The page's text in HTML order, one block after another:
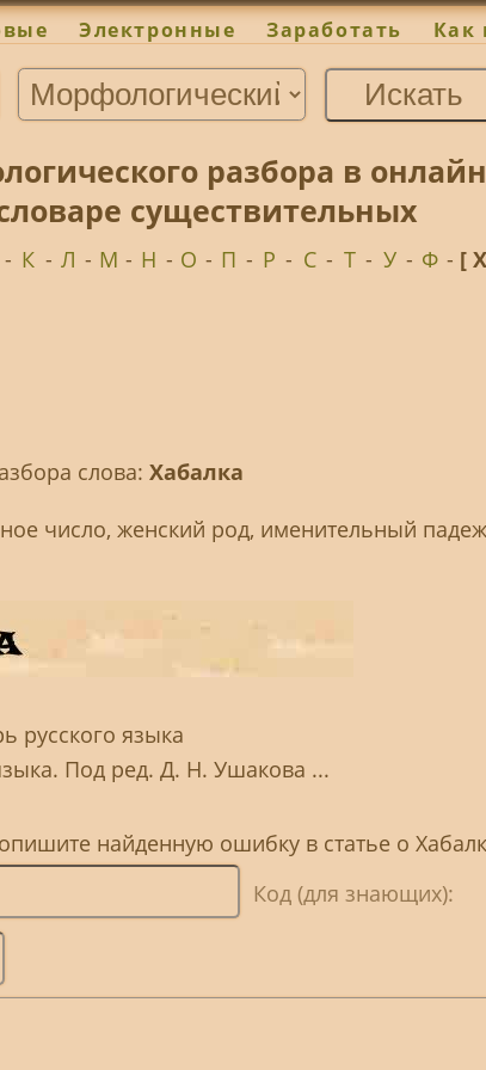
Электронные Заработать Как
разбора в
существительных
- К - Л - М - Н - О - П - Р - С - Т - У - Ф - [
слова: Хабалка
число, женский род, именительный
русского языка
Под ред. Д. Н. Ушакова ...
найденную ошибку в статье о
Код (для знающих):